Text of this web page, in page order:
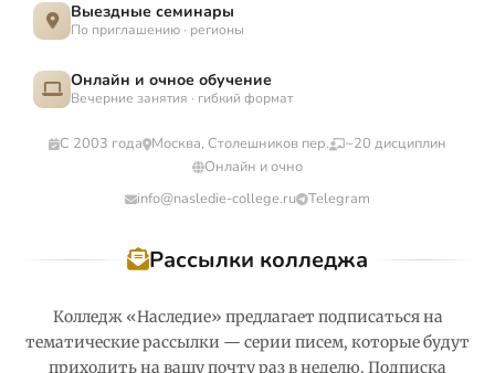
Выездные семинары
По приглашению · регионы
Онлайн и очное обучение
Вечерние занятия · гибкий формат
С 2003 года Москва, Столешников пер.
~20 дисциплин
Онлайн и очно
info@nasledie-college.ru
Telegram
Рассылки колледжа
Колледж «Наследие» предлагает подписаться на
тематические рассылки — серии писем, которые будут
приходить на вашу почту раз в неделю. Подписка